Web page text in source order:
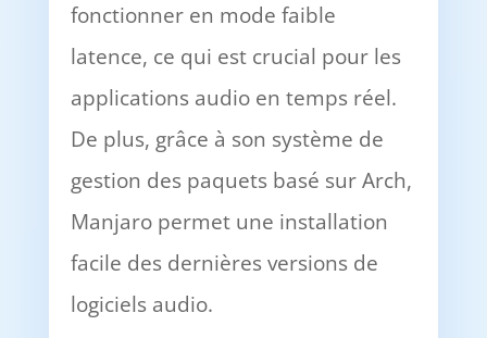
fonctionner en mode faible
latence, ce qui est crucial pour les
applications audio en temps réel.
De plus, grâce à son système de
gestion des paquets basé sur Arch,
Manjaro permet une installation
facile des dernières versions de
logiciels audio.